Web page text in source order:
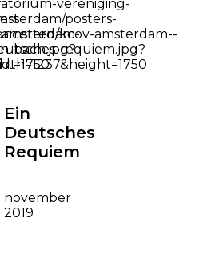
Ein
Deutsches
Requiem
november
2019